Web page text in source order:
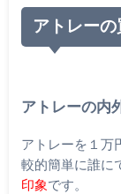
アトレー
アトレーの内
アトレーを１万
較的簡単に誰に
印象です。